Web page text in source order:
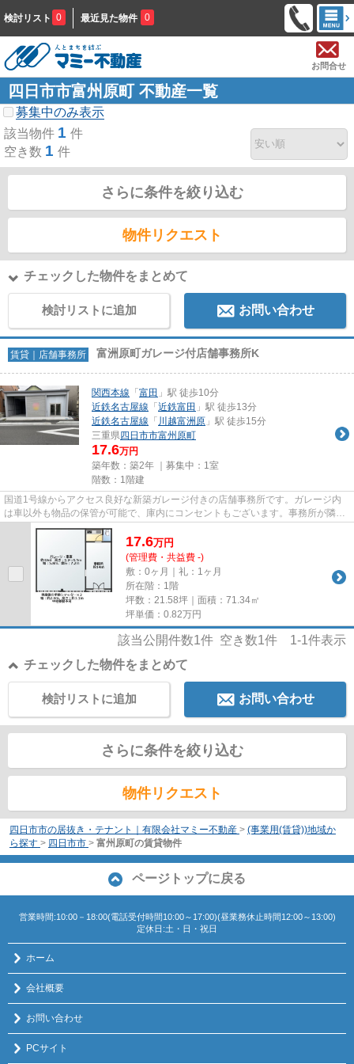
検討リスト 0 最近見た物件 0
お問合せ
四日市市富州原町 不動産一覧
募集中のみ表示
該当物件 1 件
空き数 1 件
さらに条件を絞り込む
物件リクエスト
チェックした物件をまとめて
検討リストに追加 お問い合わせ
賃貸｜店舗事務所 富洲原町ガレージ付店舗事務所K
関西本線 「 富田 」駅 徒歩10分
近鉄名古屋線 「 近鉄富田 」駅 徒歩13分
近鉄名古屋線 「 川越富洲原 」駅 徒歩15分
三重県四日市市富州原町
17.6万円
築年数：築2年 ｜募集中： 1室
階数：1階建
国道1号線からアクセス良好な新築ガレージ付きの店舗事務所です。ガレージ内
は車以外も物品の保管が可能で、庫内にコンセントもございます。事務所が隣に
ついており、システムキッチン...
17.6万円
(管理費・共益費 -)
敷：0ヶ月｜礼：1ヶ月
所在階：1階
坪数：21.58坪｜面積：71.34㎡
坪単価： 0.82万円
該当公開件数1件 空き数1件 1-1件表示
チェックした物件をまとめて
お問い合わせ
検討リストに追加
さらに条件を絞り込む
物件リクエスト
四日市市の居抜き・テナント｜有限会社マミー不動産 > (事業用(賃貸))地域か
ら探す > 四日市市 > 富州原町の賃貸物件
ページトップに戻る
営業時間:10:00－18:00(電話受付時間10:00～17:00)(昼業務休止時間12:00～13:00)
定休日:土・日・祝日
ホーム
会社概要
お問い合わせ
PCサイト